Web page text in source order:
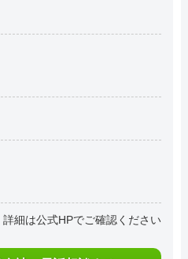
詳細は公式HPでご確認ください